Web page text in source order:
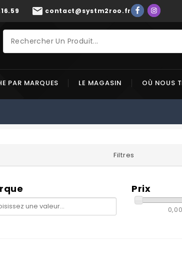
mail contact@systm2roo.fr
PAR MARQUES LE MAGASIN OÙ NOUS
Filtres
Prix